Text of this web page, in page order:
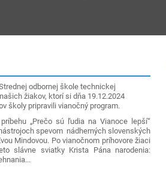
odbornej škole technickej
žiakov, ktorí si dňa 19.12.2024
školy pripravili vianočný program.
„Prečo sú ľudia na Vianoce lepší“
spevom nádherných slovenských
Mindovou. Po vianočnom príhovore žiaci
slávne sviatky Krista Pána narodenia: